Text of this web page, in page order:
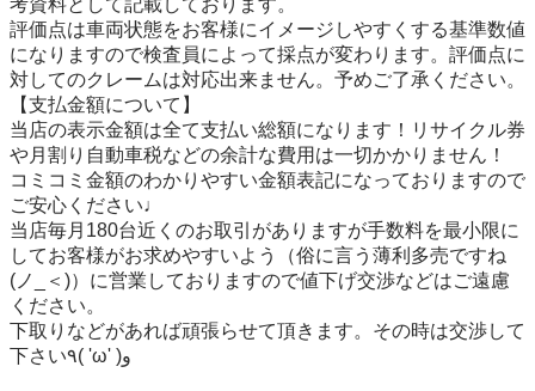
考資料として記載しております。
評価点は車両状態をお客様にイメージしやすくする基準数値
になりますので検査員によって採点が変わります。評価点に
対してのクレームは対応出来ません。予めご了承ください。
【支払金額について】
当店の表示金額は全て支払い総額になります！リサイクル券
や月割り自動車税などの余計な費用は一切かかりません！
コミコミ金額のわかりやすい金額表記になっておりますので
ご安心ください♩
当店毎月180台近くのお取引がありますが手数料を最小限に
してお客様がお求めやすいよう（俗に言う薄利多売ですね
(ノ_＜)）に営業しておりますので値下げ交渉などはご遠慮
ください。
下取りなどがあれば頑張らせて頂きます。その時は交渉して
下さい٩( 'ω' )و